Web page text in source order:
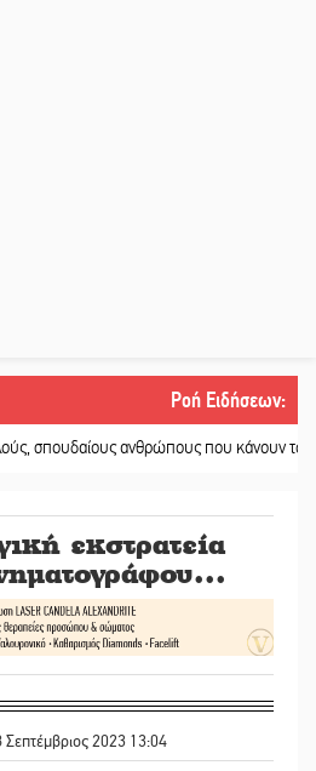
Ροή Ειδήσεων:
ανθρώπους που κάνουν τον κόσμο
εκστρατεία
Σεπτέμβριος 2023 13:04